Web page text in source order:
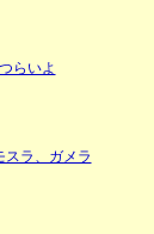
らいよ
スラ、ガメラ